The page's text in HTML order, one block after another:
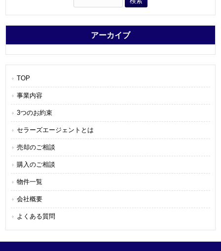
アーカイブ
TOP
事業内容
3つのお約束
セラーズエージェントとは
売却のご相談
購入のご相談
物件一覧
会社概要
よくある質問